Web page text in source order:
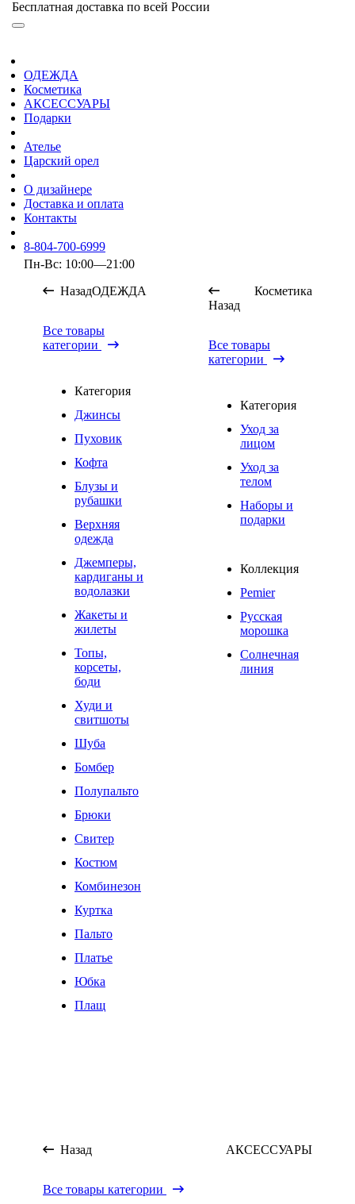
Бесплатная доставка по всей России
ОДЕЖДА
Косметика
АКСЕССУАРЫ
Подарки
Ателье
Царский орел
О дизайнере
Доставка и оплата
Контакты
8-804-700-6999
Пн-Вс: 10:00—21:00
НазадОДЕЖДА
Все товары
категории
Категория
Джинсы
Пуховик
Кофта
Блузы и
рубашки
Верхняя
одежда
Джемперы,
кардиганы и
водолазки
Жакеты и
жилеты
Топы,
корсеты,
боди
Худи и
свитшоты
Шуба
Бомбер
Полупальто
Брюки
Свитер
Костюм
Комбинезон
Куртка
Пальто
Платье
Юбка
Плащ
Назад
Косметика
Все товары
категории
Категория
Уход за
лицом
Уход за
телом
Наборы и
подарки
Коллекция
Pemier
Русская
морошка
Солнечная
линия
Назад АКСЕССУАРЫ
Все товары категории